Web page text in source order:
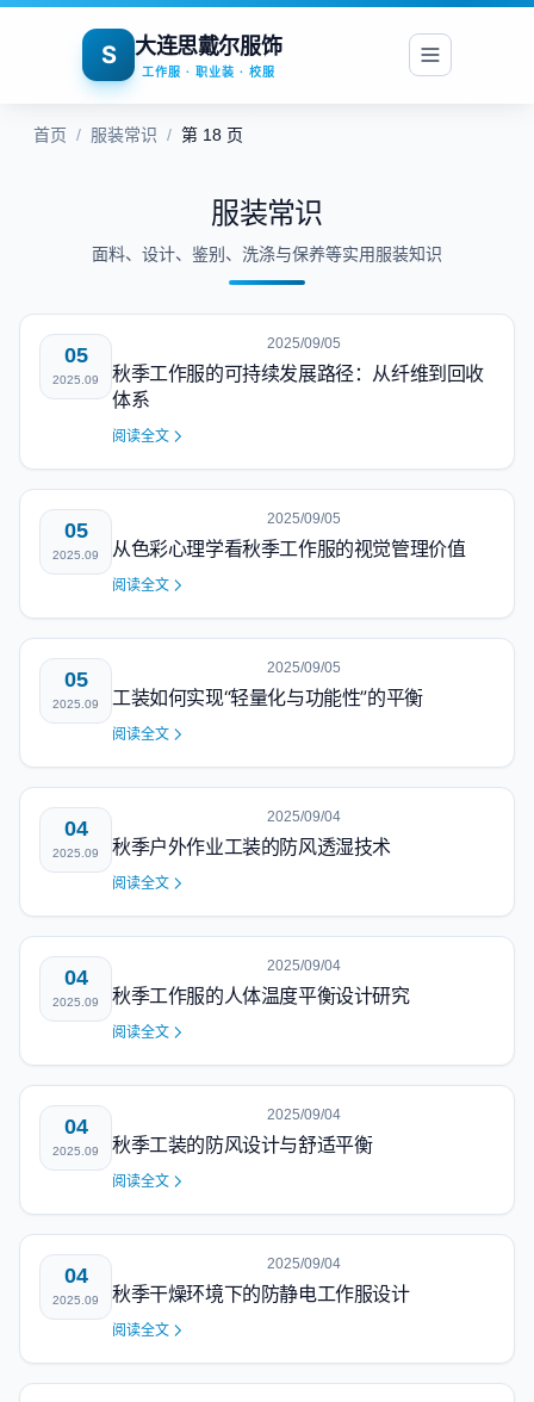
S 大连思戴尔服饰
工作服 · 职业装 · 校服
首页 / 服装常识 / 第 18 页
服装常识
面料、设计、鉴别、洗涤与保养等实用服装知识
05
2025.09
2025/09/05
秋季工作服的可持续发展路径：从纤维到回收
体系
阅读全文
05
2025.09
2025/09/05
从色彩心理学看秋季工作服的视觉管理价值
阅读全文
05
2025.09
2025/09/05
工装如何实现“轻量化与功能性”的平衡
阅读全文
04
2025.09
2025/09/04
秋季户外作业工装的防风透湿技术
阅读全文
04
2025.09
2025/09/04
秋季工作服的人体温度平衡设计研究
阅读全文
04
2025.09
2025/09/04
秋季工装的防风设计与舒适平衡
阅读全文
04
2025.09
2025/09/04
秋季干燥环境下的防静电工作服设计
阅读全文